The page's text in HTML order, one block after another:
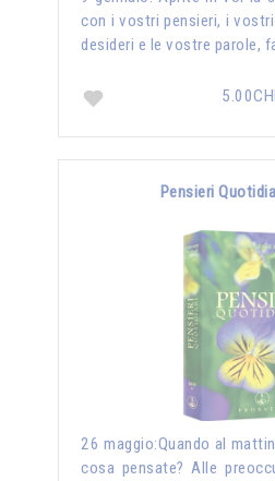
con i vostri pensieri, i
desideri e le vostre parole,
Pensieri
26 maggio:Quando al
cosa pensate? Alle